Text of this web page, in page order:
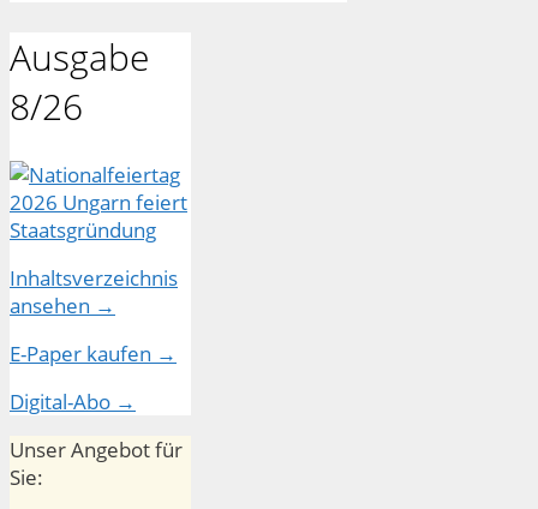
Ausgabe
8/26
Inhaltsverzeichnis
ansehen →
E-Paper kaufen →
Digital-Abo →
Unser Angebot für
Sie: